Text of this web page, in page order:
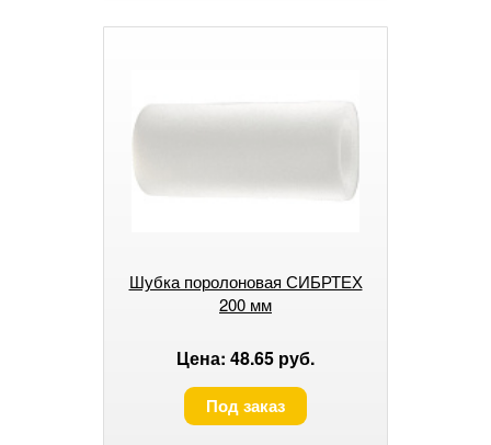
Шубка поролоновая СИБРТЕХ
200 мм
Цена: 48.65 руб.
Под заказ